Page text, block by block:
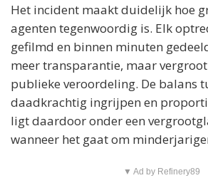
Het incident maakt duidelijk hoe
agenten tegenwoordig is. Elk
gefilmd en binnen minuten
meer transparantie, maar
publieke veroordeling. De balans
daadkrachtig ingrijpen en
ligt daardoor onder een
wanneer het gaat om
▼ Ad by Refinery89